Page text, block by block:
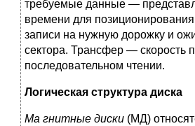
требуемые данные —
вре­мени для позиционирования
записи на нужную дорожку и
сектора. Трансфер — скорость
после­довательном чтении.
Логическая структура диска
Ма гнитные диски (МД)